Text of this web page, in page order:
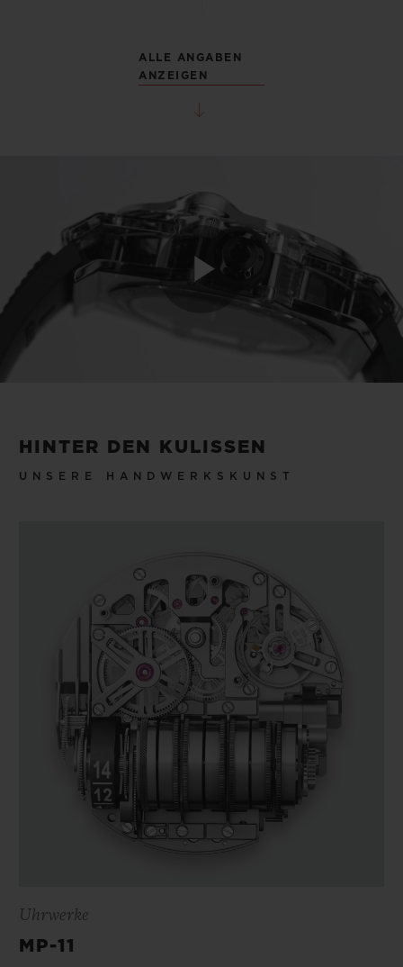
ALLE ANGABEN
ANZEIGEN
Play
HINTER DEN KULISSEN
UNSERE HANDWERKSKUNST
Uhrwerke
MP-11